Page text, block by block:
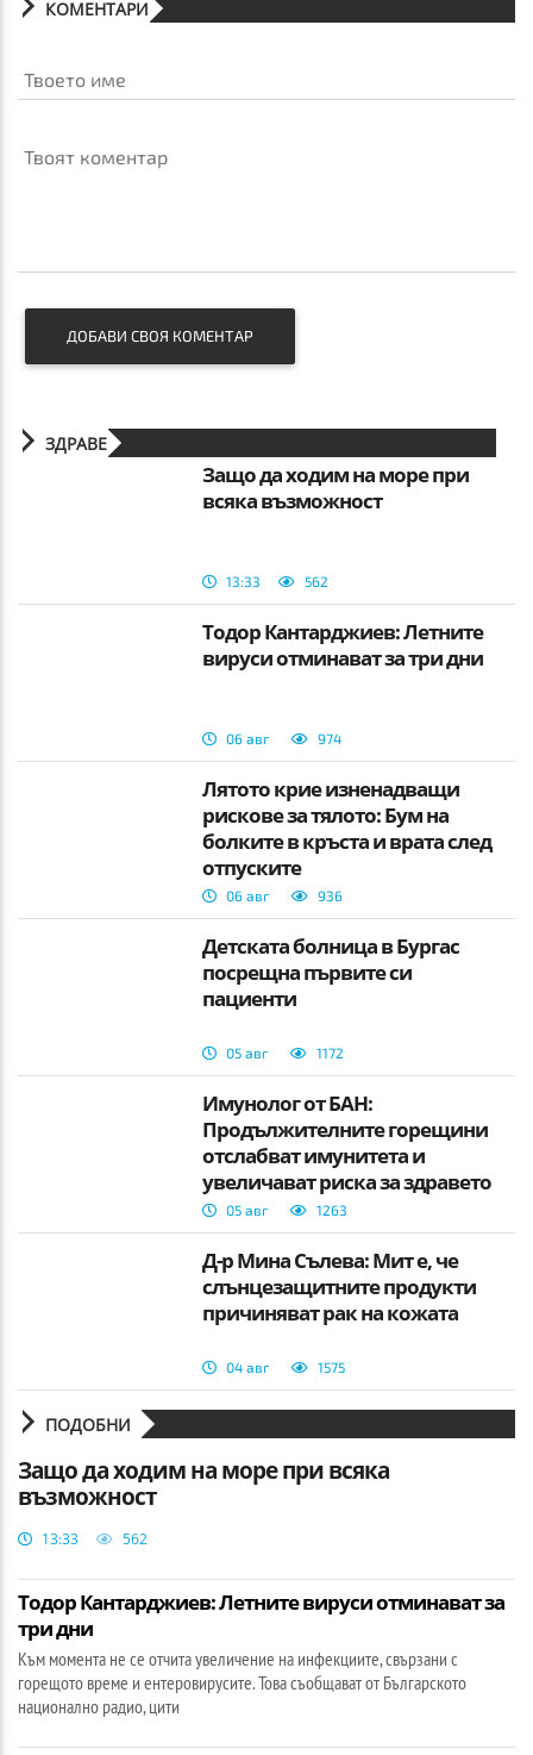
КОМЕНТАРИ
Твоето име
Твоят коментар
ДОБАВИ СВОЯ КОМЕНТАР
ЗДРАВЕ
Защо да ходим на море при
всяка възможност
13:33 562
Тодор Кантарджиев: Летните
вируси отминават за три дни
06 авг 974
Лятото крие изненадващи
рискове за тялото: Бум на
болките в кръста и врата след
отпуските
06 авг 936
Детската болница в Бургас
посрещна първите си
пациенти
05 авг 1172
Имунолог от БАН:
Продължителните горещини
отслабват имунитета и
увеличават риска за здравето
05 авг 1263
Д-р Мина Сълева: Мит е, че
слънцезащитните продукти
причиняват рак на кожата
04 авг 1575
ПОДОБНИ
Защо да ходим на море при всяка
възможност
13:33 562
Тодор Кантарджиев: Летните вируси отминават за
три дни
Към момента не се отчита увеличение на инфекциите, свързани с
горещото време и ентеровирусите. Това съобщават от Българското
национално радио, цити